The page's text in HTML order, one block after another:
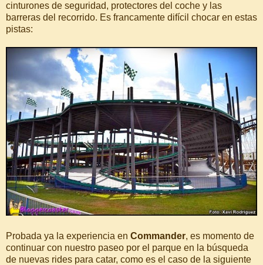
cinturones de seguridad, protectores del coche y las
barreras del recorrido. Es francamente difícil chocar en estas
pistas:
Probada ya la experiencia en Commander, es momento de
continuar con nuestro paseo por el parque en la búsqueda
de nuevas rides para catar, como es el caso de la siguiente